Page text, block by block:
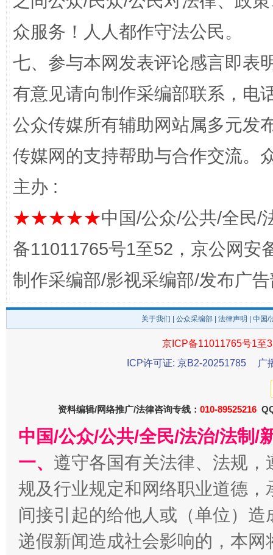
千年窑火 生生不息
揭开“小金库”的免责幌子
受贿1.44亿！段成刚被判无期
众服务！人人都作守法公民。
七、参与本网发表评论感言即表
有意见请向制作采编部联系，电
公众传媒所有辅助网站属多元发
传媒网的支持帮助与合作交流。
主办 :
★★★★★中国/公众/公共/全民/
备11011765号1至52，京公网安
制作采编部/影视采编部/发布广
关于我们 公众采编部 法律声明 | 中国
京ICP备11011765号1至
ICP许可证: 京B2-20251785
广
资料编辑/网络推广/法律咨询专线： 010-89525216
中国/公众/公共/全民/法治/法制/
一、 遵守各国有关法律、法规
规及行业规定和网络职业道德
间接引起的给他人或（单位）
递假新闻造成社会影响的，本